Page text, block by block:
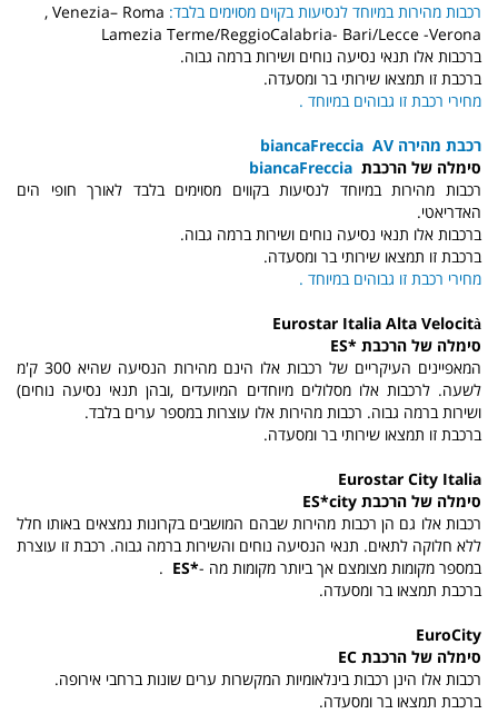
רכבות מהירות במיוחד לנסיעות בקוים מסוימים בלבד:
Roma
–
Venezia
,
Verona
-
Bari/Lecce
-
Lamezia Terme/ReggioCalabria
ברכבות אלו תנאי נסיעה נוחים ושירות ברמה גבוה.
ברכבת זו תמצאו שירותי בר ומסעדה.
מחירי רכבת זו גבוהים במיוחד .
רכבת מהירה AV
Freccia
bianca
סימלה של הרכבת Freccia
bianca
רכבות מהירות במיוחד לנסיעות בקווים מסוימים בלבד לאורך חופי הים
האדריאטי.
ברכבות אלו תנאי נסיעה נוחים ושירות ברמה גבוה.
ברכבת זו תמצאו שירותי בר ומסעדה.
מחירי רכבת זו גבוהים במיוחד .
Eurostar Italia Alta Velocità
סימלה של הרכבת ES*
המאפיינים העיקריים של רכבות אלו
הינם מהירות הנסיעה שהיא 300 ק'מ
לשעה.לרכבות אלו מסלולים מיוחדים המיועדים ,ובהן תנאי נסיעה נוחים)
ושירות ברמה גבוה. רכבות מהירות אלו עוצרות במספר ערים בלבד.
ברכבת זו תמצאו שירותי בר ומסעדה.
Eurostar City Italia
סימלה של הרכבת ES*city
רכבות אלו גם הן רכבות מהירות שבהם המושבים בקרונות נמצאים באותו חלל
ללא חלוקה לתאים. תנאי הנסיעה נוחים והשירותברמה גבוה. רכבת זו עוצרת
במספר מקומות מצומצם אך ביותר מקומות מה -ES*
.
ברכבת תמצאו בר ומסעדה.
EuroCity
סימלה של הרכבת EC
רכבות אלו הינן רכבות בינלאומיות המקשרות ערים שונות ברחבי אירופה.
ברכבת תמצאו בר ומסעדה.